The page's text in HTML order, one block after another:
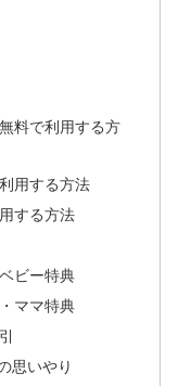
料で利用する方
用する方法
する方法
ビー特典
ママ特典
思いやり